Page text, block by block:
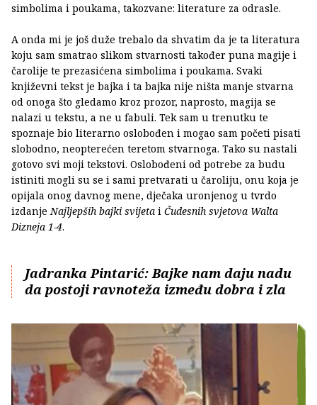
simbolima i poukama, takozvane: literature za odrasle.
A onda mi je još duže trebalo da shvatim da je ta literatura
koju sam smatrao slikom stvarnosti također puna magije i
čarolije te prezasićena simbolima i poukama. Svaki
književni tekst je bajka i ta bajka nije ništa manje stvarna
od onoga što gledamo kroz prozor, naprosto, magija se
nalazi u tekstu, a ne u fabuli. Tek sam u trenutku te
spoznaje bio literarno oslobođen i mogao sam početi pisati
slobodno, neopterećen teretom stvarnoga. Tako su nastali
gotovo svi moji tekstovi. Oslobođeni od potrebe za budu
istiniti mogli su se i sami pretvarati u čaroliju, onu koja je
opijala onog davnog mene, dječaka uronjenog u tvrdo
izdanjeNajljepših bajki svijeta i Čudesnih svjetova Walta
Dizneja 1-4.
Jadranka Pintarić: Bajke nam daju nadu
da postoji ravnoteža između dobra i zla